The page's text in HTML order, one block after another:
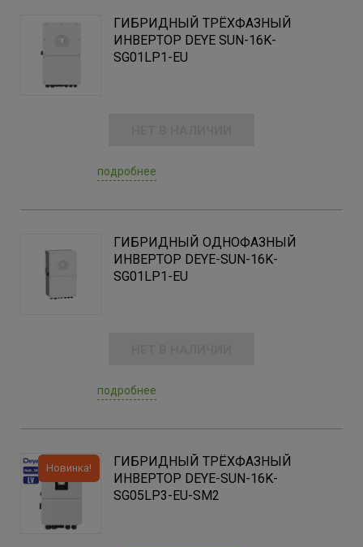
ГИБРИДНЫЙ ТРЁХФАЗНЫЙ
ИНВЕРТОР DEYE SUN-16K-
SG01LP1-EU
подробнее
ГИБРИДНЫЙ ОДНОФАЗНЫЙ
ИНВЕРТОР DEYE-SUN-16K-
SG01LP1-EU
подробнее
Новинка!
ГИБРИДНЫЙ ТРЁХФАЗНЫЙ
ИНВЕРТОР DEYE-SUN-16K-
SG05LP3-EU-SM2